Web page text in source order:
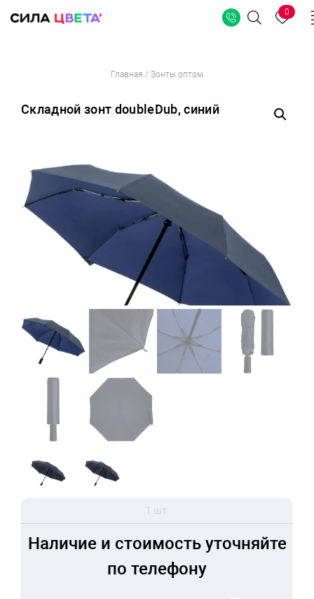
содержимому
Поиск
0
Главная / Зонты оптом
Складной зонт doubleDub, синий
1 шт.
Наличие и стоимость уточняйте
по телефону